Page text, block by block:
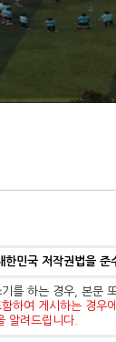
육목표
한민국 저작권법을 준
를 하는 경우, 본문
하여 게시하는 경우
알려드립니다.